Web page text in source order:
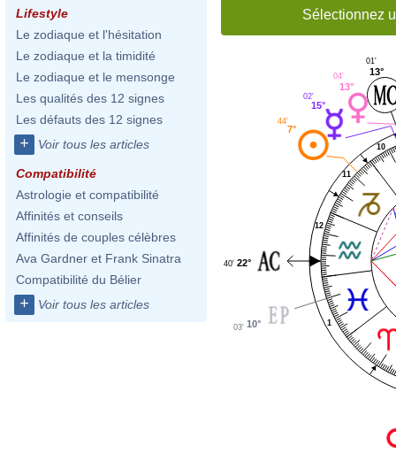
Lifestyle
Le zodiaque et l'hésitation
Le zodiaque et la timidité
Le zodiaque et le mensonge
Les qualités des 12 signes
Les défauts des 12 signes
+ Voir tous les articles
Compatibilité
Astrologie et compatibilité
Affinités et conseils
Affinités de couples célèbres
Ava Gardner et Frank Sinatra
Compatibilité du Bélier
+ Voir tous les articles
Sélectionnez
1
10
11
12
13°
01'
13°
04'
15°
02'
7°
44'
22°
40'
10°
03'